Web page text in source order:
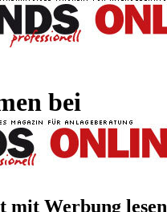
bei
mit Werbung lesen